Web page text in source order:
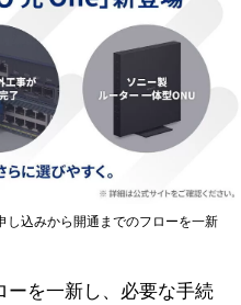
し込みから開通までのフローを一新
ーを一新し、必要な手続